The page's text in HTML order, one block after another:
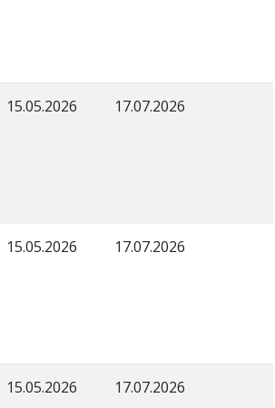
15.05.2026 17.07.2026
15.05.2026 17.07.2026
15.05.2026 17.07.2026